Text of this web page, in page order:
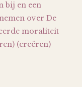
bij en een
over De
moraliteit
(creëren)